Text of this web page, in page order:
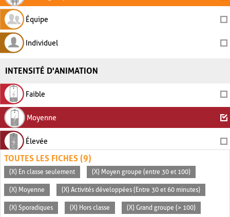
Équipe
Individuel
INTENSITÉ D'ANIMATION
Faible
Moyenne
Élevée
TOUTES LES FICHES (9)
(X) En classe seulement (X) Moyen groupe (entre 30 et 100)
(X) Moyenne (X) Activités développées (Entre 30 et 60 minutes)
(X) Sporadiques (X) Hors classe (X) Grand groupe (> 100)